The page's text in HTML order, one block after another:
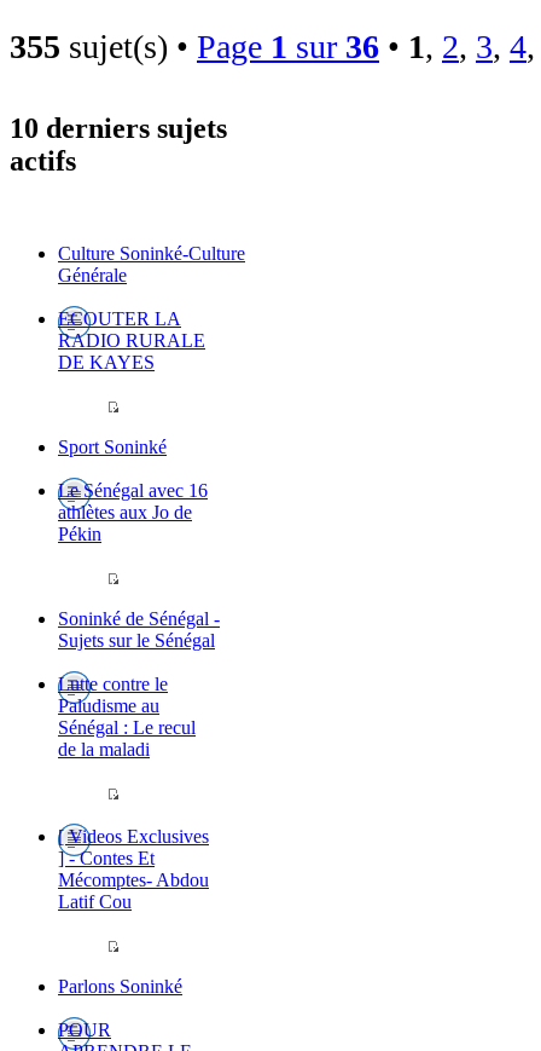
355 sujet(s) • Page 1 sur 36 • 1, 2, 3, 4
10 derniers sujets
actifs
Culture Soninké-Culture
Générale
ECOUTER LA
RADIO RURALE
DE KAYES
Sport Soninké
Le Sénégal avec 16
athlètes aux Jo de
Pékin
Soninké de Sénégal -
Sujets sur le Sénégal
Lutte contre le
Paludisme au
Sénégal : Le recul
de la maladi
[ Videos Exclusives
] - Contes Et
Mécomptes- Abdou
Latif Cou
Parlons Soninké
POUR